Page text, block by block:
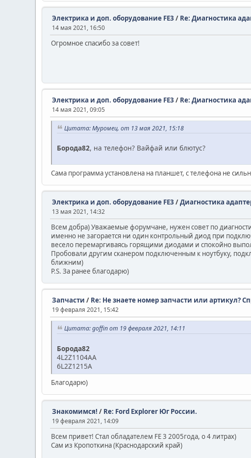
Электрика и доп. оборудование FE3 / Re: Диагностика
14 мая 2021, 16:50
Огромное спасибо за совет!
Электрика и доп. оборудование FE3 / Re: Диагностика
14 мая 2021, 09:05
Цитата: Муромец. от 13 мая 2021, 15:18
Борода82, на телефон? Вайфай или блютус?
Сама программа установлена на планшет, с телефона не
Электрика и доп. оборудование FE3 /Диагностика
13 мая 2021, 14:32
Всем добра) Уважаемые форумчане, нужен совет по
именно не загорается ни один контрольный диод при
весело перемаргиваясь горящими диодами и спокойно
Пробовали другим сканером подключенным к ноутбуку,
ближним)
P.S. За ранее благодарю)
Запчасти / Re: Не знаете номер запчасти или артикул?
19 февраля 2021, 15:42
Цитата: goffin от 19 февраля 2021, 14:11
Борода82
4L2Z1104AA
6L2Z1215A
Благодарю)
Знакомимся! / Re: Ford Explorer Юг России.
19 февраля 2021, 14:09
Всем привет! Стал обладателем FE 3 2005года, о 4 литрах)
Сам из Кропоткина (Краснодарский край)